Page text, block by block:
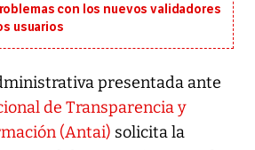
con los nuevos validadores
usuarios
presentada ante
de Transparencia y
(Antai) solicita la